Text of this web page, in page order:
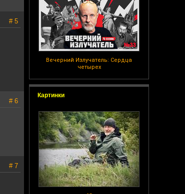
Вечерний Излучатель: Сердца
четырех
Картинки
# 5
# 6
# 7